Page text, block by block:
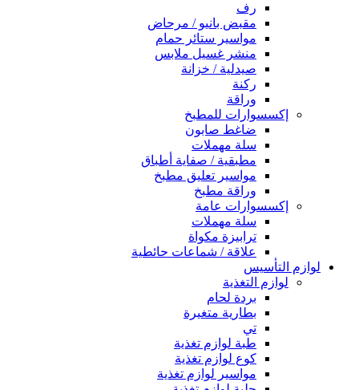
رف
مقبض بانيو / مرحاض
مواسير ستائر حمام
منشر غسيل ملابس
صيدلية / خزانة
ركنة
وراقة
إكسسوارات للمطبخ
ضاغط صابون
سلة مهملات
مطبقية / صفاية أطباق
مواسير تعليق مطبخ
وراقة مطبخ
إكسسوارات عامة
سلة مهملات
ترابيزة مكواة
علاقة / شماعات حائطية
لوازم التأسيس
لوازم التغذية
بردة لحام
بطارية متغيرة
تي
طبة لوازم تغذية
كوع لوازم تغذية
مواسير لوازم تغذية